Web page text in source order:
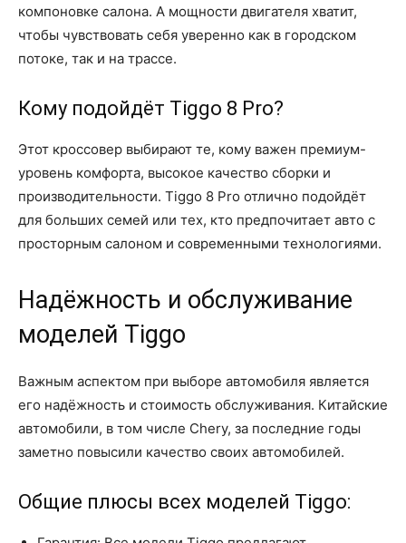
компоновке салона. А мощности двигателя хватит,
чтобы чувствовать себя уверенно как в городском
потоке, так и на трассе.
Кому подойдёт Tiggo 8 Pro?
Этот кроссовер выбирают те, кому важен премиум-
уровень комфорта, высокое качество сборки и
производительности. Tiggo 8 Pro отлично подойдёт
для больших семей или тех, кто предпочитает авто с
просторным салоном и современными технологиями.
Надёжность и обслуживание
моделей Tiggo
Важным аспектом при выборе автомобиля является
его надёжность и стоимость обслуживания. Китайские
автомобили, в том числе Chery, за последние годы
заметно повысили качество своих автомобилей.
Общие плюсы всех моделей Tiggo: